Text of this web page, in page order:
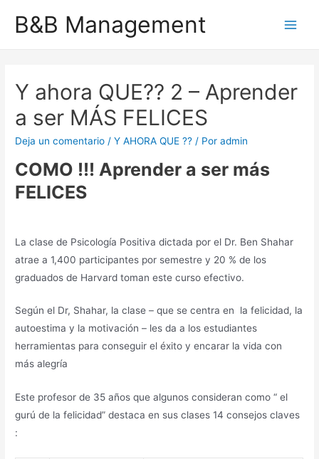
B&B Management
Y ahora QUE?? 2 – Aprender
a ser MÁS FELICES
Deja un comentario /Y AHORA QUE ?? / Poradmin
COMO !!! Aprender a ser más
FELICES
La clase de Psicología Positiva dictada por el Dr. Ben Shahar
atrae a 1,400 participantes por semestre y 20 % de los
graduados de Harvard toman este curso efectivo.
Según el Dr, Shahar, la clase – que se centra en
la felicidad, la
autoestima y la motivación – les da a los estudiantes
herramientas para conseguir el éxito y encarar la vida con
más alegría
Este profesor de 35 años que algunos consideran como “ el
gurú de la felicidad” destaca en sus clases 14 consejos claves
: